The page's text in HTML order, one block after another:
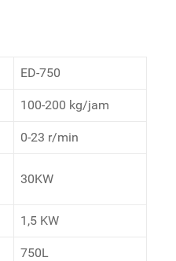
ED-750
100-200 kg/jam
0-23 r/min
30KW
1,5 KW
750L